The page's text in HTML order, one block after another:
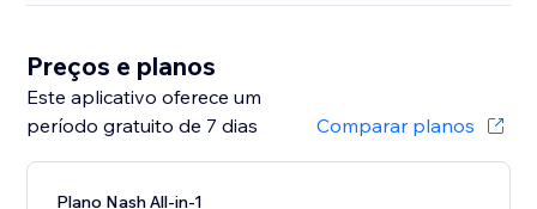
Preços e planos
Este aplicativo oferece um
período gratuito de 7 dias
Comparar planos
Plano Nash All-in-1